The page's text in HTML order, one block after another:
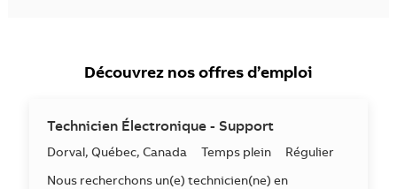
Découvrez nos offres d’emploi
Technicien Électronique - Support
Emplacement
Dorval, Québec, Canada Temps plein Régulier
Nous recherchons un(e) technicien(ne) en